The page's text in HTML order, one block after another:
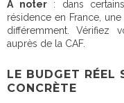
À noter: dans
résidence en France,
différemment. Vérifiez
auprès de la CAF.
LE BUDGET RÉEL
CONCRÈTE